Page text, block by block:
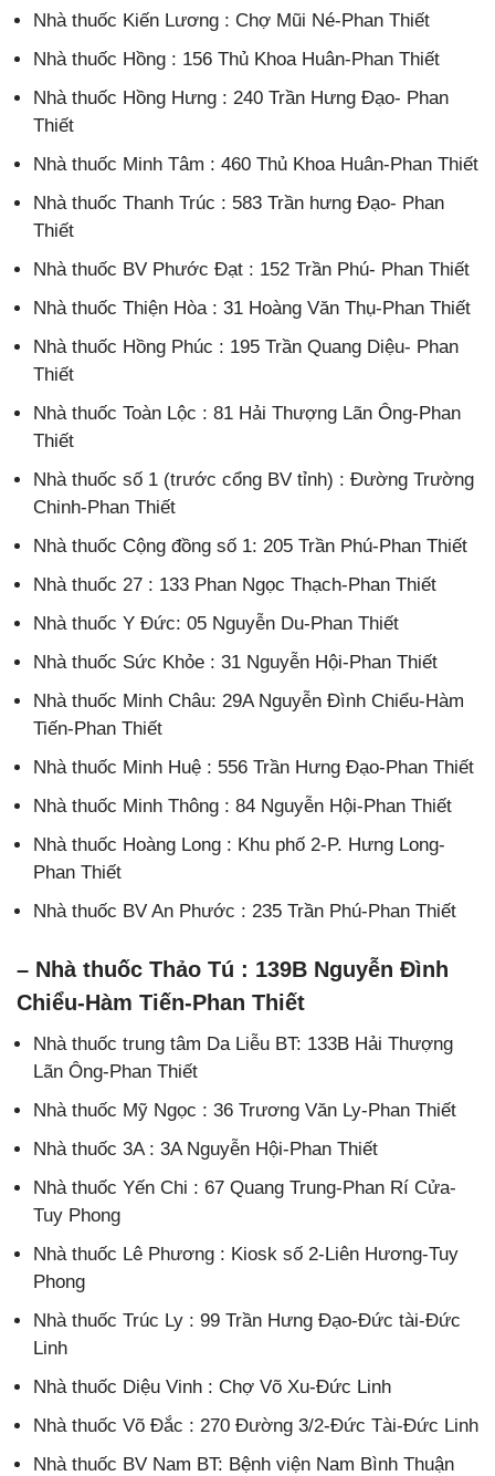
Nhà thuốc Kiến Lương : Chợ Mũi Né-Phan Thiết
Nhà thuốc Hồng : 156 Thủ Khoa Huân-Phan Thiết
Nhà thuốc Hồng Hưng : 240 Trần Hưng Đạo- Phan
Thiết
Nhà thuốc Minh Tâm : 460 Thủ Khoa Huân-Phan Thiết
Nhà thuốc Thanh Trúc : 583 Trần hưng Đạo- Phan
Thiết
Nhà thuốc BV Phước Đạt : 152 Trần Phú- Phan Thiết
Nhà thuốc Thiện Hòa : 31 Hoàng Văn Thụ-Phan Thiết
Nhà thuốc Hồng Phúc : 195 Trần Quang Diệu- Phan
Thiết
Nhà thuốc Toàn Lộc : 81 Hải Thượng Lãn Ông-Phan
Thiết
Nhà thuốc số 1 (trước cổng BV tỉnh) : Đường Trường
Chinh-Phan Thiết
Nhà thuốc Cộng đồng số 1: 205 Trần Phú-Phan Thiết
Nhà thuốc 27 : 133 Phan Ngọc Thạch-Phan Thiết
Nhà thuốc Y Đức: 05 Nguyễn Du-Phan Thiết
Nhà thuốc Sức Khỏe : 31 Nguyễn Hội-Phan Thiết
Nhà thuốc Minh Châu: 29A Nguyễn Đình Chiểu-Hàm
Tiến-Phan Thiết
Nhà thuốc Minh Huệ : 556 Trần Hưng Đạo-Phan Thiết
Nhà thuốc Minh Thông : 84 Nguyễn Hội-Phan Thiết
Nhà thuốc Hoàng Long : Khu phố 2-P. Hưng Long-
Phan Thiết
Nhà thuốc BV An Phước : 235 Trần Phú-Phan Thiết
– Nhà thuốc Thảo Tú : 139B Nguyễn Đình
Chiểu-Hàm Tiến-Phan Thiết
Nhà thuốc trung tâm Da Liễu BT: 133B Hải Thượng
Lãn Ông-Phan Thiết
Nhà thuốc Mỹ Ngọc : 36 Trương Văn Ly-Phan Thiết
Nhà thuốc 3A : 3A Nguyễn Hội-Phan Thiết
Nhà thuốc Yến Chi : 67 Quang Trung-Phan Rí Cửa-
Tuy Phong
Nhà thuốc Lê Phương : Kiosk số 2-Liên Hương-Tuy
Phong
Nhà thuốc Trúc Ly : 99 Trần Hưng Đạo-Đức tài-Đức
Linh
Nhà thuốc Diệu Vinh : Chợ Võ Xu-Đức Linh
Nhà thuốc Võ Đắc : 270 Đường 3/2-Đức Tài-Đức Linh
Nhà thuốc BV Nam BT: Bệnh viện Nam Bình Thuận